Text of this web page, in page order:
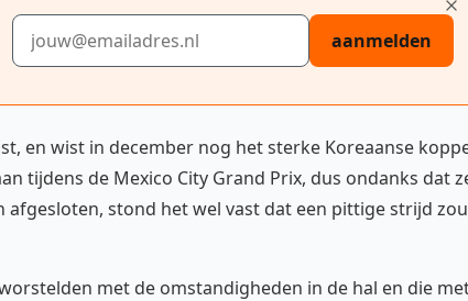
E-mailadres
aanmelden
en wist in december nog het sterke Koreaanse
tijdens de Mexico City Grand Prix, dus ondanks dat
stond het wel vast dat een pittige strijd zou
met de omstandigheden in de hal en die